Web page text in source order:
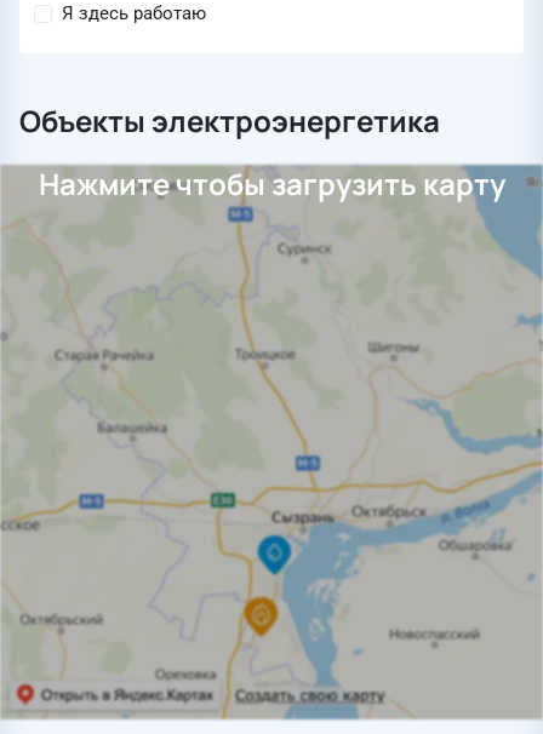
Я здесь работаю
Объекты электроэнергетика
Нажмите чтобы загрузить карту